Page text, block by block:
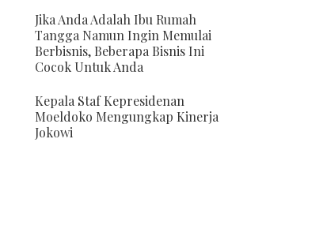
Jika Anda Adalah Ibu Rumah
Tangga Namun Ingin Memulai
Berbisnis, Beberapa Bisnis Ini
Cocok Untuk Anda
Kepala Staf Kepresidenan
Moeldoko Mengungkap Kinerja
Jokowi